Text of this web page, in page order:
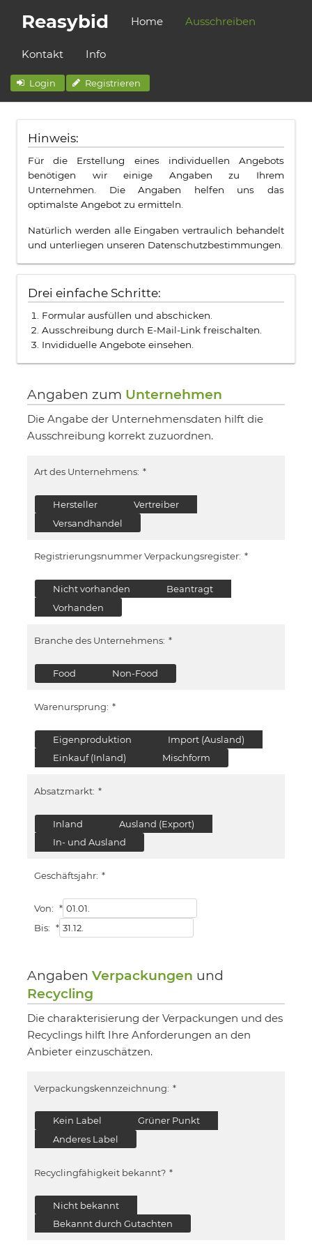
Reasybid Home Ausschreiben
Kontakt Info
Login Registrieren
Hinweis:
Für die Erstellung eines individuellen Angebots
benötigen wir einige Angaben zu Ihrem
Unternehmen. Die Angaben helfen uns das
optimalste Angebot zu ermitteln.
Natürlich werden alle Eingaben vertraulich behandelt
und unterliegen unseren Datenschutzbestimmungen.
Drei einfache Schritte:
Formular ausfüllen und abschicken.
Ausschreibung durch E-Mail-Link freischalten.
Invididuelle Angebote einsehen.
Angaben zum Unternehmen
Die Angabe der Unternehmensdaten hilft die
Ausschreibung korrekt zuzuordnen.
Art des Unternehmens: *
Hersteller
Vertreiber
Versandhandel
Registrierungsnummer Verpackungsregister: *
Nicht vorhanden
Beantragt
Vorhanden
Branche des Unternehmens: *
Food Non-Food
Warenursprung: *
Eigenproduktion
Import (Ausland)
Einkauf (Inland)
Mischform
Absatzmarkt: *
Inland
Ausland (Export)
In- und Ausland
Geschäftsjahr: *
Von: *
Bis: *
Angaben Verpackungen und
Recycling
Die charakterisierung der Verpackungen und des
Recyclings hilft Ihre Anforderungen an den
Anbieter einzuschätzen.
Verpackungskennzeichnung: *
Kein Label
Grüner Punkt
Anderes Label
Recyclingfähigkeit bekannt? *
Nicht bekannt
Bekannt durch Gutachten